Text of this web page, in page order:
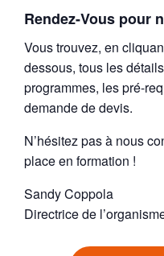
Rendez-Vous pour
Vous trouvez, en
dessous, tous les
programmes, les pré-
demande de devis.
N’hésitez pas à nous
place en formation !
Sandy Coppola
Directrice de